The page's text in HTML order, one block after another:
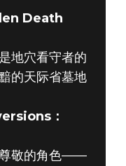
Death
地穴看守者的
的天际省墓地
：
尊敬的角色——